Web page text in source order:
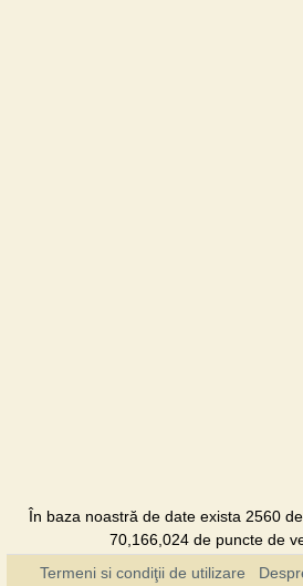
În baza noastră de date exista 2560
70,166,024 de puncte de
Termeni si condiţii de utilizare